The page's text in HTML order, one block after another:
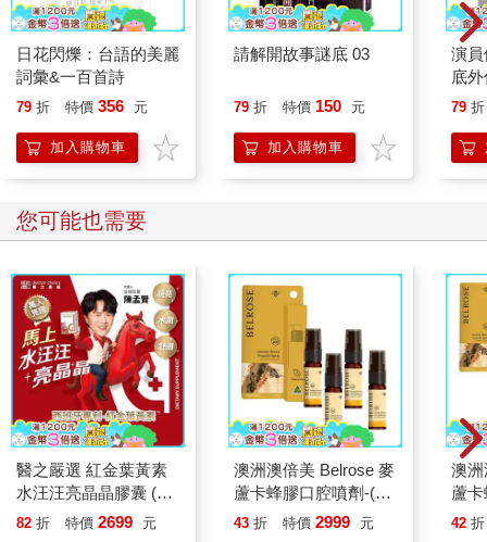
日花閃爍：台語的美麗
詞彙&一百首詩
79 折 特價 356 元
加入購物車
請解開故事謎底 03
79 折 特價 150 元
加入購物車
演
底
79 折
您可能也需要
醫之嚴選 紅金葉黃素
水汪汪亮晶晶膠囊 (30
顆X3入組)
82 折 特價 2699 元
澳洲澳倍美 Belrose 麥
蘆卡蜂膠口腔噴劑-(4
入組 25ml/瓶)
43 折 特價 2999 元
澳洲
蘆
入
42 折